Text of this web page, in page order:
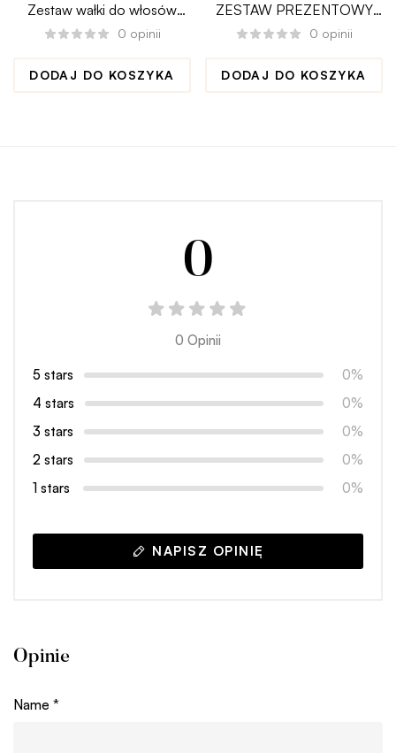
Zestaw wałki do włosów
CLARET
0 opinii
DODAJ DO KOSZYKA
ZESTAW PREZENTOWY
BANANA SMOOTHIE
0 opinii
DODAJ DO KOSZYKA
0
0 Opinii
5 stars
0%
4 stars
0%
3 stars
0%
2 stars
0%
1 stars
0%
NAPISZ OPINIĘ
Opinie
Name *